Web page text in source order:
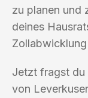
zu planen und
deines
Jetzt fragst du
von